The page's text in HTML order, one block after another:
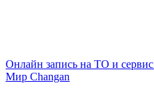
Онлайн запись на ТО и сервис
Мир Changan